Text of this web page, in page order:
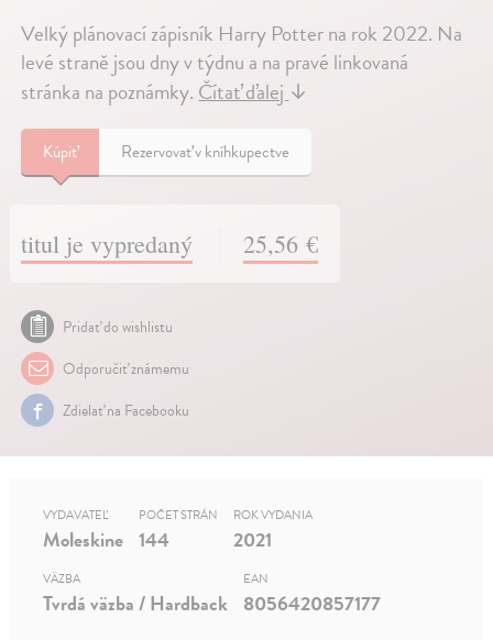
Velký plánovací zápisník Harry Potter na rok 2022. Na
levé straně jsou dny v týdnu a na pravé linkovaná
stránka na poznámky. Čítať ďalej ↓
Kúpiť Rezervovať v kníhkupectve
titul je vypredaný 25,56 €
Pridať do wishlistu
Odporučiť známemu
Zdielať na Facebooku
VYDAVATEĽ
Moleskine
POČET STRÁN
144
ROK VYDANIA
2021
VÄZBA
Tvrdá väzba / Hardback
EAN
8056420857177